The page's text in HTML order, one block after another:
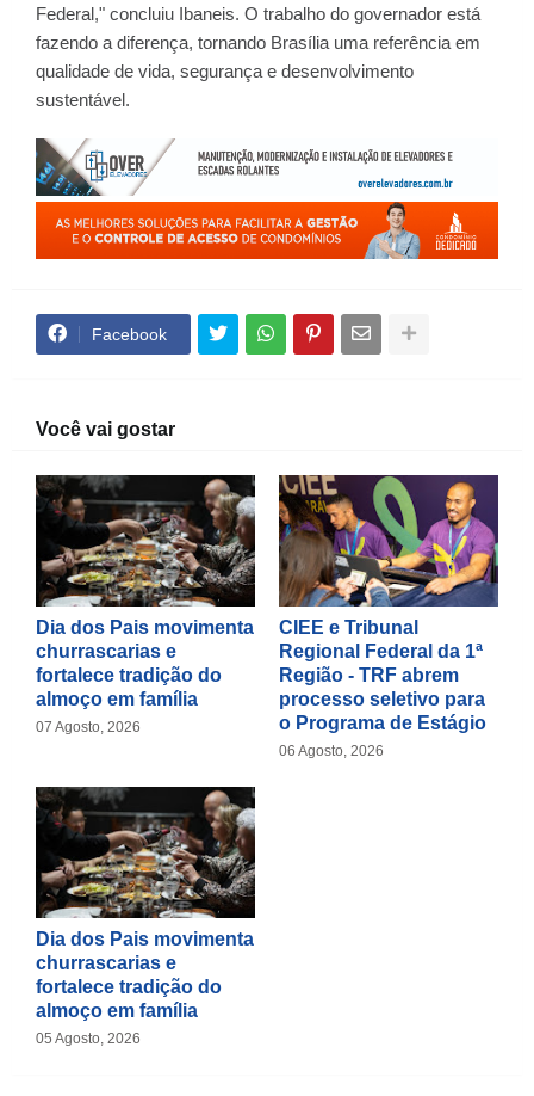
Federal," concluiu Ibaneis. O trabalho do governador está
fazendo a diferença, tornando Brasília uma referência em
qualidade de vida, segurança e desenvolvimento
sustentável.
Facebook
Você vai gostar
Dia dos Pais movimenta
churrascarias e
fortalece tradição do
almoço em família
07 Agosto, 2026
CIEE e Tribunal
Regional Federal da 1ª
Região - TRF abrem
processo seletivo para
o Programa de Estágio
06 Agosto, 2026
Dia dos Pais movimenta
churrascarias e
fortalece tradição do
almoço em família
05 Agosto, 2026